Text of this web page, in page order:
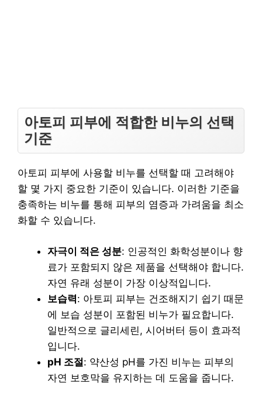
아토피 피부에 적합한 비누의 선택
기준
아토피 피부에 사용할 비누를 선택할 때 고려해야
할 몇 가지 중요한 기준이 있습니다. 이러한 기준을
충족하는 비누를 통해 피부의 염증과 가려움을 최소
화할 수 있습니다.
자극이 적은 성분: 인공적인 화학성분이나 향
료가 포함되지 않은 제품을 선택해야 합니다.
자연 유래 성분이 가장 이상적입니다.
보습력: 아토피 피부는 건조해지기 쉽기 때문
에 보습 성분이 포함된 비누가 필요합니다.
일반적으로 글리세린, 시어버터 등이 효과적
입니다.
pH 조절: 약산성 pH를 가진 비누는 피부의
자연 보호막을 유지하는 데 도움을 줍니다.